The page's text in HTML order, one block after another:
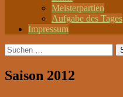
Meisterpartien
Aufgabe des Tages
Impressum
Suchen
nach:
Saison 2012